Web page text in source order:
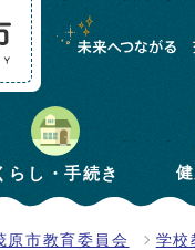
らし・手続き
原市教育委員会 学校